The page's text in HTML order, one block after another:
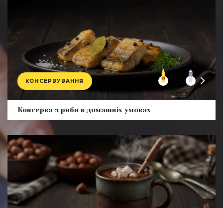
КОНСЕРВУВАННЯ
Product
Консерва з риби в домашніх умовах